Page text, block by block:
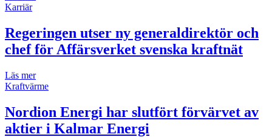
Karriär
Regeringen utser ny generaldirektör och
chef för Affärsverket svenska kraftnät
Läs mer
Kraftvärme
Nordion Energi har slutfört förvärvet av
aktier i Kalmar Energi